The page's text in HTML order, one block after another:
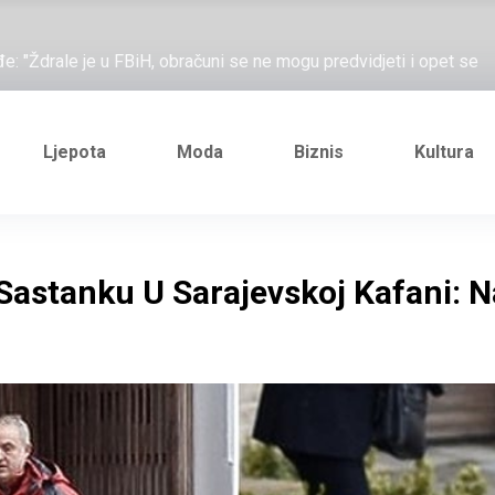
"Ždrale je u FBiH, obračuni se ne mogu predvidjeti i opet se
Željezničarov Karamarko
je general Izet Nanić, pogibijom je probio blokadu koja je
Željezničarov Karamarko
Ljepota Moda Biznis Kultura
U Sarajevskoj Kafani: